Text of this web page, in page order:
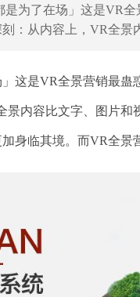
是为了在场」这是VR
：从内容上，VR全景
这是VR全景营销最
景内容比文字、图片
身临其境。而VR全景